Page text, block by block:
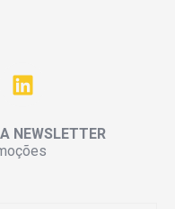
NEWSLETTER